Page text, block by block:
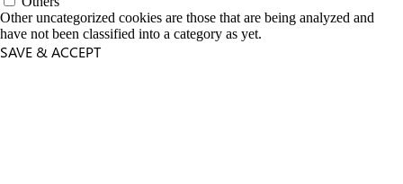
Other uncategorized cookies are those that are being analyzed and
have not been classified into a category as yet.
SAVE & ACCEPT